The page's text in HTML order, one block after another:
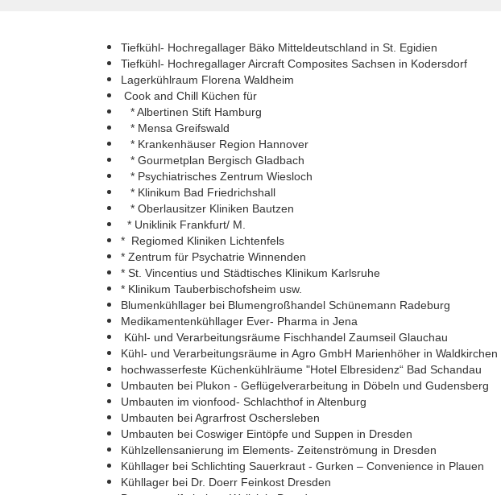
Tiefkühl- Hochregallager Bäko Mitteldeutschland in St. Egidien
Tiefkühl- Hochregallager Aircraft Composites Sachsen in Kodersdorf
Lagerkühlraum Florena Waldheim
Cook and Chill Küchen für
* Albertinen Stift Hamburg
* Mensa Greifswald
* Krankenhäuser Region Hannover
* Gourmetplan Bergisch Gladbach
* Psychiatrisches Zentrum Wiesloch
* Klinikum Bad Friedrichshall
* Oberlausitzer Kliniken Bautzen
* Uniklinik Frankfurt/ M.
* Regiomed Kliniken Lichtenfels
* Zentrum für Psychatrie Winnenden
* St. Vincentius und Städtisches Klinikum Karlsruhe
* Klinikum Tauberbischofsheim usw.
Blumenkühllager bei Blumengroßhandel Schünemann Radeburg
Medikamentenkühllager Ever- Pharma in Jena
Kühl- und Verarbeitungsräume Fischhandel Zaumseil Glauchau
Kühl- und Verarbeitungsräume in Agro GmbH Marienhöher in Waldkirchen
hochwasserfeste Küchenkühlräume "Hotel Elbresidenz“ Bad Schandau
Umbauten bei Plukon - Geflügelverarbeitung in Döbeln und Gudensberg
Umbauten im vionfood- Schlachthof in Altenburg
Umbauten bei Agrarfrost Oschersleben
Umbauten bei Coswiger Eintöpfe und Suppen in Dresden
Kühlzellensanierung im Elements- Zeitenströmung in Dresden
Kühllager bei Schlichting Sauerkraut - Gurken – Convenience in Plauen
Kühllager bei Dr. Doerr Feinkost Dresden